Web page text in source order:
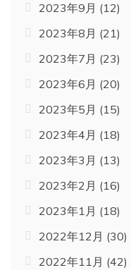
2023年9月 (12)
2023年8月 (21)
2023年7月 (23)
2023年6月 (20)
2023年5月 (15)
2023年4月 (18)
2023年3月 (13)
2023年2月 (16)
2023年1月 (18)
2022年12月 (30)
2022年11月 (42)